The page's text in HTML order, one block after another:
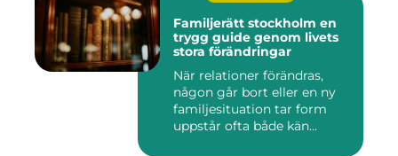
Familjerätt stockholm en
trygg guide genom livets
stora förändringar
När relationer förändras,
någon går bort eller en ny
familjesituation tar form
uppstår ofta både kän...